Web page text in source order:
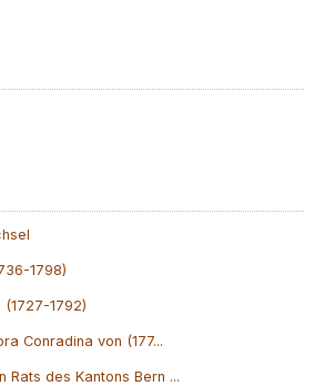
1798)
1792)
Conradina von (177...
Rats des Kantons Bern ...